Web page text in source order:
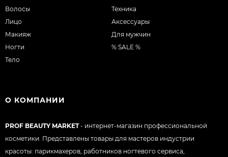
Волосы
Лицо
Макияж
Ногти
Тело
Техника
Аксессуары
Для мужчин
% SALE %
О КОМПАНИИ
PROF BEAUTY MARKET- интернет-магазин профессиональной
косметики. Представлены товары для мастеров индустрии
красоты: парикмахеров, работников ногтевого сервиса,